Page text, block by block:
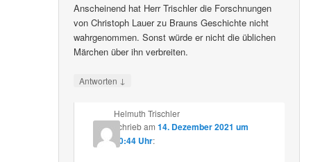
Anscheinend hat Herr Trischler die Forschnungen
von Christoph Lauer zu Brauns Geschichte nicht
wahrgenommen. Sonst würde er nicht die üblichen
Märchen über ihn verbreiten.
Antworten ↓
Helmuth Trischler
schriebam 14. Dezember 2021 um
20:44 Uhr: